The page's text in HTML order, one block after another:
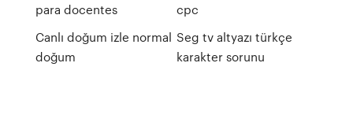
para docentes
Canlı doğum izle normal
doğum
cpc
Seg tv altyazı türkçe
karakter sorunu